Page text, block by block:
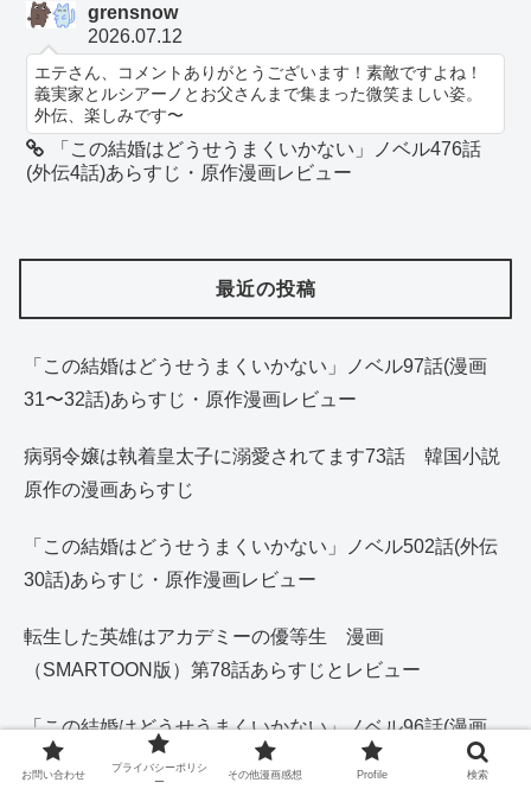
grensnow
2026.07.12
エテさん、コメントありがとうございます！素敵ですよね！
義実家とルシアーノとお父さんまで集まった微笑ましい姿。
外伝、楽しみです〜
「この結婚はどうせうまくいかない」ノベル476話
(外伝4話)あらすじ・原作漫画レビュー
最近の投稿
「この結婚はどうせうまくいかない」ノベル97話(漫画
31〜32話)あらすじ・原作漫画レビュー
病弱令嬢は執着皇太子に溺愛されてます73話 韓国小説
原作の漫画あらすじ
「この結婚はどうせうまくいかない」ノベル502話(外伝
30話)あらすじ・原作漫画レビュー
転生した英雄はアカデミーの優等生 漫画
（SMARTOON版）第78話あらすじとレビュー
「この結婚はどうせうまくいかない」ノベル96話(漫画
31話)あらすじ・原作漫画レビュー
お問い合わせ
プライバシーポリシ
ー
その他漫画感想 Profile 検索